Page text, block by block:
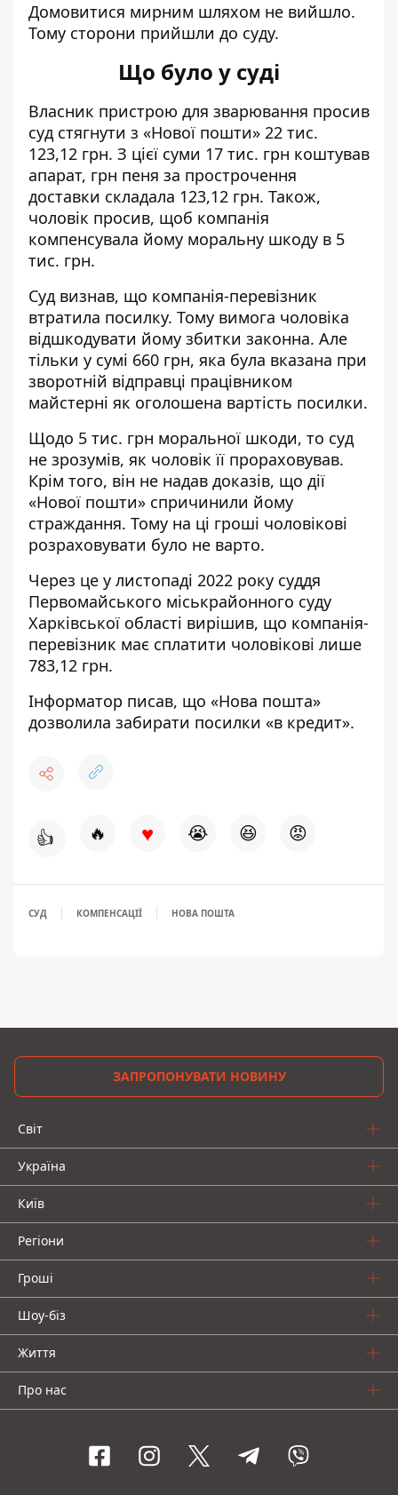
Домовитися мирним шляхом не вийшло.
Тому сторони прийшли до суду.
Що було у суді
Власник пристрою для зварювання просив
суд стягнути з «Нової пошти» 22 тис.
123,12 грн. З цієї суми 17 тис. грн коштував
апарат, грн пеня за прострочення
доставки складала 123,12 грн. Також,
чоловік просив, щоб компанія
компенсувала йому моральну шкоду в 5
тис. грн.
Суд визнав, що компанія-перевізник
втратила посилку. Тому вимога чоловіка
відшкодувати йому збитки законна. Але
тільки у сумі 660 грн, яка була вказана при
зворотній відправці працівником
майстерні як оголошена вартість посилки.
Щодо 5 тис. грн моральної шкоди, то суд
не зрозумів, як чоловік її прораховував.
Крім того, він не надав доказів, що дії
«Нової пошти» спричинили йому
страждання. Тому на ці гроші чоловікові
розраховувати було не варто.
Через це у листопаді 2022 року суддя
Первомайського міськрайонного суду
Харківської області вирішив, що компанія-
перевізник має сплатити чоловікові лише
783,12 грн.
Інформатор писав, що «Нова пошта»
дозволила забирати посилки «в кредит».
👍 🔥 ♥ 😭 😆 😡
СУД КОМПЕНСАЦІЇ НОВА ПОШТА
ЗАПРОПОНУВАТИ НОВИНУ
Світ
Україна
Київ
Регіони
Гроші
Шоу-біз
Життя
Про нас